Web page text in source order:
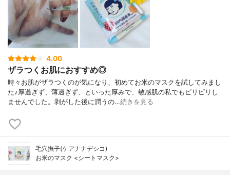
4.00
ザラつくお肌におすすめ◎
時々お肌がザラつくのが気になり、初めてお米のマスクを試してみまし
た♪厚過ぎず、薄過ぎず、といった厚みで、敏感肌の私でもピリピリし
ませんでした。剥がした後に潤うの…続きを見る
毛穴撫子(ケアナナデシコ)
お米のマスク <シートマスク>